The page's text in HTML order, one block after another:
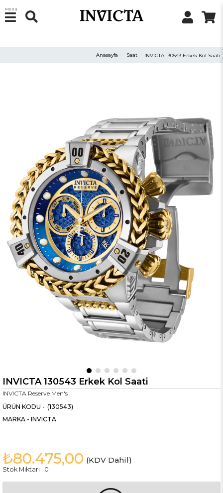
Menü
Anasayfa Saat INVICTA 130543 Erkek Kol Saati
INVICTA 130543 Erkek Kol Saati
INVICTA Reserve Men's
(130543)
MARKA - INVICTA
₺80.475,00 (KDV Dahil)
Stok Miktarı : 0